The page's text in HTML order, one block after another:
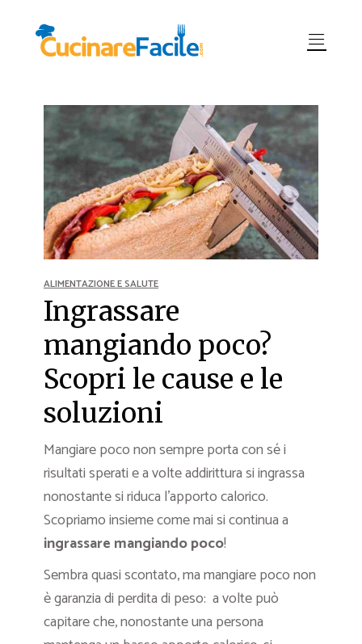
ALIMENTAZIONE E SALUTE
Ingrassare
mangiando poco?
Scopri le cause e le
soluzioni
Mangiare poco non sempre porta con sé i
risultati sperati e a volte addirittura si ingrassa
nonostante si riduca l’apporto calorico.
Scopriamo insieme come mai si continua a
ingrassare mangiando poco!
Sembra quasi scontato, ma mangiare poco non
è garanzia di perdita di peso: a volte può
capitare che, nonostante una persona